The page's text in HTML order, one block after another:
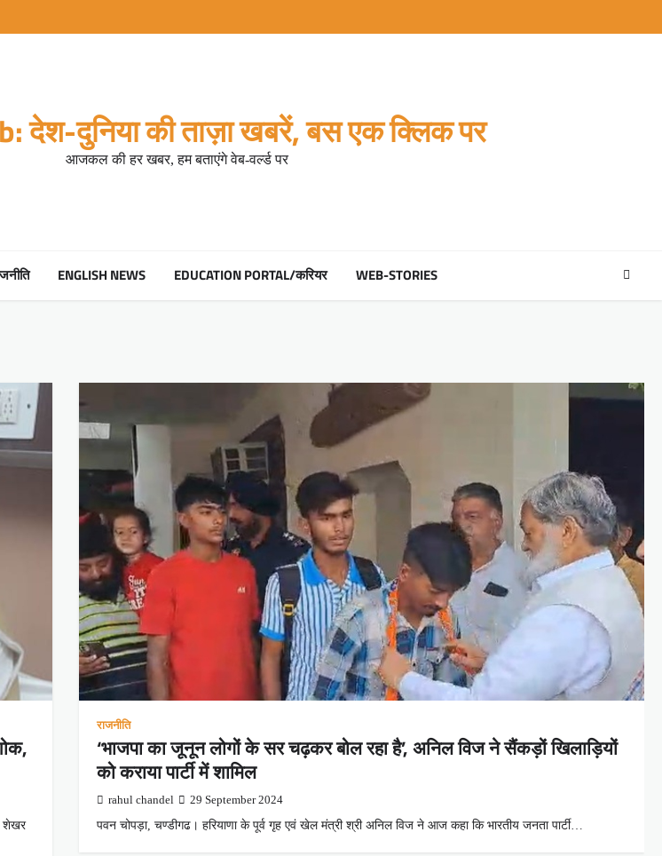
देश-दुनिया की ताज़ा खबरें, बस एक क्लिक पर
आजकल की हर खबर, हम बताएंगे वेब-वर्ल्ड पर
ENGLISH NEWS EDUCATION PORTAL/करियर WEB-STORIES
शेखर
राजनीति
‘भाजपा का जूनून लोगों के सर चढ़कर बोल रहा है’, अनिल विज ने सैंकड़ों खिलाड़ियों
को कराया पार्टी में शामिल
rahul chandel 29 September 2024
पवन चोपड़ा, चण्डीगढ। हरियाणा के पूर्व गृह एवं खेल मंत्री श्री अनिल विज ने आज कहा कि भारतीय जनता पार्टी…